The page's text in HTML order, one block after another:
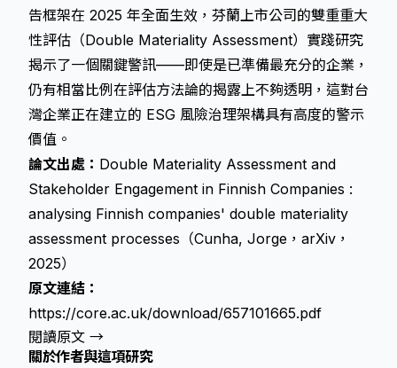
告框架在 2025 年全面生效，芬蘭上市公司的雙重重大
性評估（Double Materiality Assessment）實踐研究
揭示了一個關鍵警訊——即使是已準備最充分的企業，
仍有相當比例在評估方法論的揭露上不夠透明，這對台
灣企業正在建立的 ESG 風險治理架構具有高度的警示
價值。
論文出處： Double Materiality Assessment and
Stakeholder Engagement in Finnish Companies :
analysing Finnish companies' double materiality
assessment processes（Cunha, Jorge，arXiv，
2025）
原文連結：
https://core.ac.uk/download/657101665.pdf
閱讀原文 →
關於作者與這項研究